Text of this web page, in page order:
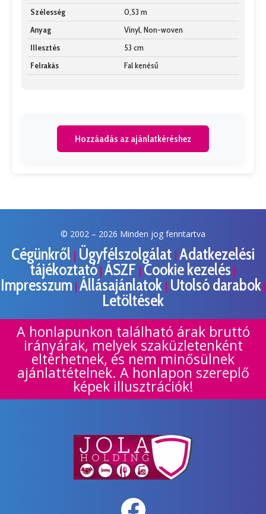
Szélesség
0,53 m
Anyag
Vinyl, Non-woven
Illesztés
53 cm
Felrakás
Fal kenésű
Hozzáadás az ajánlatkéréshez
© 2002 – 2026 Minden jog fenntartva
Cégünkről | Ügyfélszolgálat | Adatkezelési
tájékoztató | ÁSZF | Cookie kezelés |
Impresszum| Állásajánlatok | Utolsó darabok|
Letöltések
A honlapunkon található árak bruttó
irányárak, melyek szaküzletenként
eltérhetnek, és nem minősülnek
ajánlattételnek. A honlapon szereplő
képek illusztrációk!